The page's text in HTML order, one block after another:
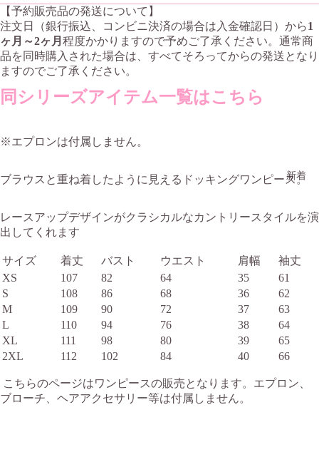
新着
【予約販売品の発送について】
注文日（銀行振込、コンビニ決済の場合は入金確認日）から1
ヶ月～2ヶ月 程度かかりますので予めご了承ください。通常商
品を同時購入された場合は、すべてそろってからの発送となり
ますのでご了承ください。
同シリーズアイテム一覧はこちら
※エプロンは付属しません。
ブラウスと重ね着したように見えるドッキングワンピース。
レースアップデザインがクラシカルなカントリースタイルを演
出してくれます
サイズ 着丈 バスト ウエスト 肩幅
袖丈
XS
107 82 64 35
61
S
108 86 68 36
62
M
109 90 72 37
63
L
110 94 76 38
64
XL
111 98 80 39
65
2XL
112 102 84 40 66
こちらのページはワンピースの販売となります。エプロン、
ブローチ、ヘアアクセサリー等は付属しません。